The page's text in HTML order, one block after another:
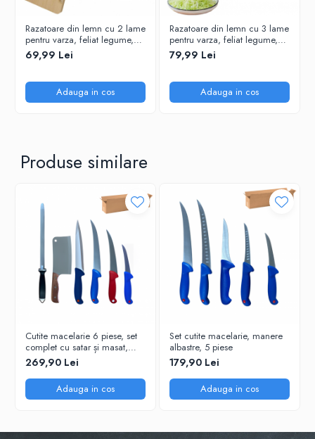
Razatoare din lemn cu 2 lame
pentru varza, feliat legume,
Maro, 35 x 13 cm
69,99 Lei
Adauga in cos
Razatoare din lemn cu 3 lame
pentru varza, feliat legume,
Maro, 43 x 15 cm
79,99 Lei
Adauga in cos
Produse similare
Cutite macelarie 6 piese, set
complet cu satar și masat,
manere colorate
269,90 Lei
Adauga in cos
Set cutite macelarie, manere
albastre, 5 piese
179,90 Lei
Adauga in cos